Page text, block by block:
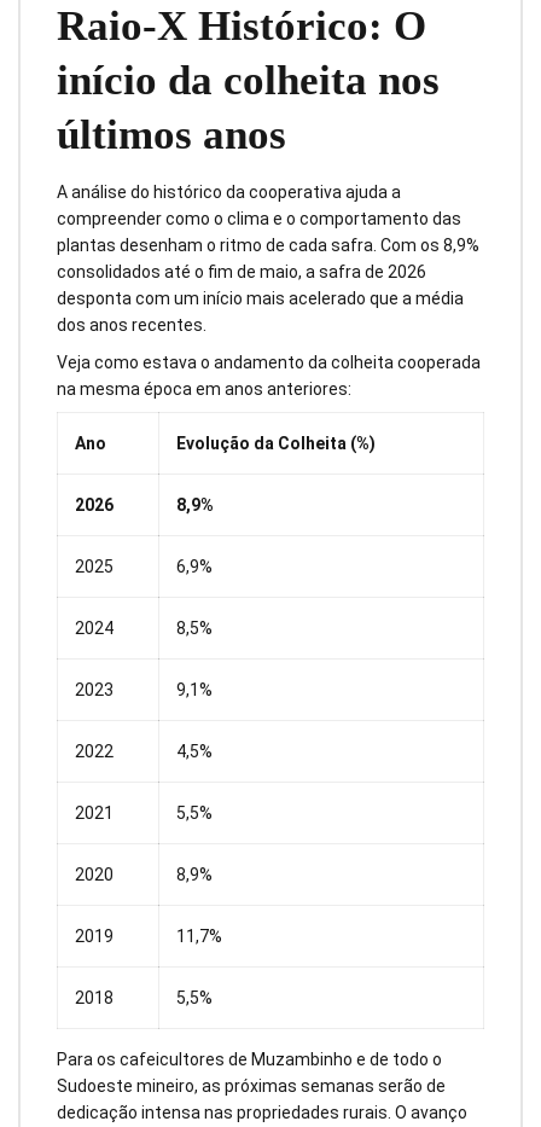
Raio-X Histórico: O
início da colheita nos
últimos anos
A análise do histórico da cooperativa ajuda a
compreender como o clima e o comportamento das
plantas desenham o ritmo de cada safra. Com os 8,9%
consolidados até o fim de maio, a safra de 2026
desponta com um início mais acelerado que a média
dos anos recentes.
Veja como estava o andamento da colheita cooperada
na mesma época em anos anteriores:
Ano Evolução da Colheita (%)
2026 8,9%
2025 6,9%
2024 8,5%
2023 9,1%
2022 4,5%
2021 5,5%
2020 8,9%
2019 11,7%
2018 5,5%
Para os cafeicultores de Muzambinho e de todo o
Sudoeste mineiro, as próximas semanas serão de
dedicação intensa nas propriedades rurais. O avanço